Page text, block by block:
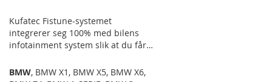
Kufatec Fistune-systemet
integrerer seg 100% med bilens
infotainment system slik at du får
infotainment system. Passer
BMW, BMW X1 , BMW X5, BMW X6,